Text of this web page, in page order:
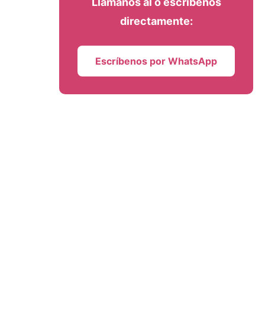
directamente:
Escríbenos por WhatsApp